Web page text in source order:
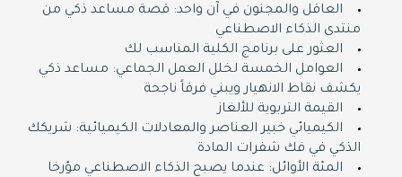
العاقل والمجنون في آن واحد: قصة مساعد ذكي من
منتدى الذكاء الاصطناعي
العثور على برنامج الكلية المناسب لك
العوامل الخمسة لخلل العمل الجماعي: مساعد ذكي
يكشف نقاط الانهيار ويبني فرقاً ناجحة
القيمة التربوية للألغاز
الكيميائي خبير العناصر والمعادلات الكيميائية: شريكك
الذكي في فك شفرات المادة
المئة الأوائل: عندما يصبح الذكاء الاصطناعي مؤرخا